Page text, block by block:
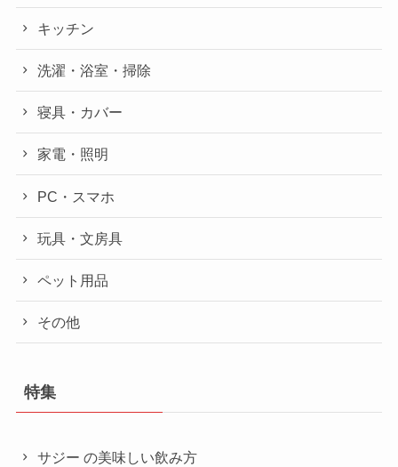
キッチン
洗濯・浴室・掃除
寝具・カバー
家電・照明
PC・スマホ
玩具・文房具
ペット用品
その他
特集
サジー の美味しい飲み方